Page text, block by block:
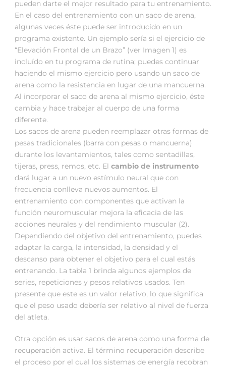
pueden darte el mejor resultado para tu entrenamiento.
En el caso del entrenamiento con un saco de arena,
algunas veces éste puede ser introducido en un
programa existente. Un ejemplo sería si el ejercicio de
“Elevación Frontal de un Brazo” (ver Imagen 1) es
incluído en tu programa de rutina; puedes continuar
haciendo el mismo ejercicio pero usando un saco de
arena como la resistencia en lugar de una mancuerna.
Al incorporar el saco de arena al mismo ejercicio, éste
cambia y hace trabajar al cuerpo de una forma
diferente.
Los sacos de arena pueden reemplazar otras formas de
pesas tradicionales (barra con pesas o mancuerna)
durante los levantamientos, tales como sentadillas,
tijeras, press, remos, etc. El cambio de instrumento
dará lugar a un nuevo estímulo neural que con
frecuencia conlleva nuevos aumentos. El
entrenamiento con componentes que activan la
función neuromuscular mejora la eficacia de las
acciones neurales y del rendimiento muscular (2).
Dependiendo del objetivo del entrenamiento, puedes
adaptar la carga, la intensidad, la densidad y el
descanso para obtener el objetivo para el cual estás
entrenando. La tabla 1 brinda algunos ejemplos de
series, repeticiones y pesos relativos usados. Ten
presente que este es un valor relativo, lo que significa
que el peso usado debería ser relativo al nivel de fuerza
del atleta.
Otra opción es usar sacos de arena como una forma de
recuperación activa. El término recuperación describe
el proceso por el cual los sistemas de energía recobran